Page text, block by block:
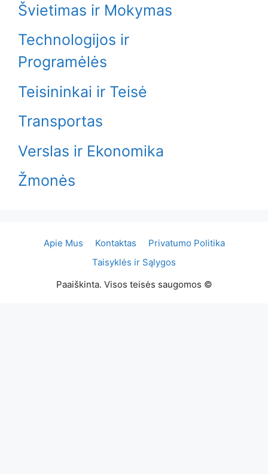
Švietimas ir Mokymas
Technologijos ir
Programėlės
Teisininkai ir Teisė
Transportas
Verslas ir Ekonomika
Žmonės
Apie Mus Kontaktas
Privatumo Politika
Taisyklės ir Sąlygos
Paaiškinta. Visos teisės saugomos ©